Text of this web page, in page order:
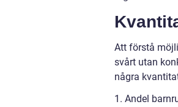
Att förstå
svårt utan
några
1. Andel